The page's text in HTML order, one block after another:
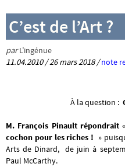
C’est de l’Art ?
parL’ingénue
11.04.2010 /26 mars 2018 /note
À la question :
M. François Pinault répondrait«
cochon pour les riches ! »
Arts de Dinard, de juin à
Paul McCarthy.